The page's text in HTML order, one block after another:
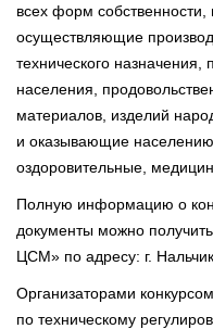
всех форм
осуществляющие
технического
населения,
материалов, изделий
и оказывающие
оздоровительные,
Полную информацию о
документы можно
ЦСМ» по адресу: г.
Организаторами
по техническому